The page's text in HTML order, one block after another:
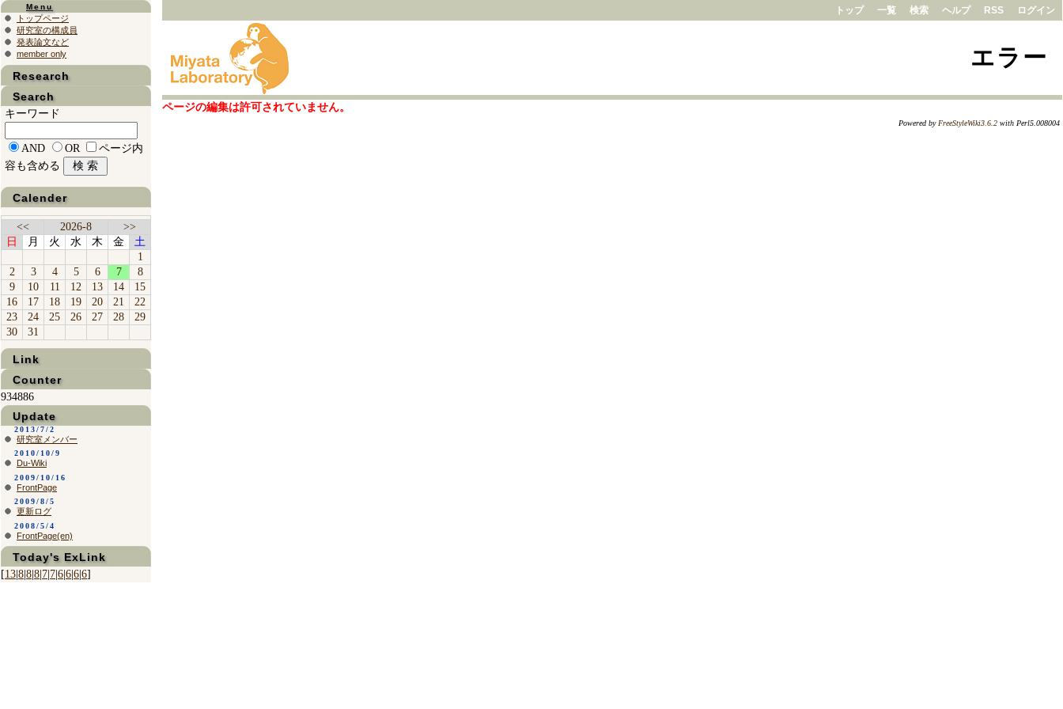
トップ 一覧 検索 ヘルプ RSS ログイン
エラー
ページの編集は許可されていません。
Powered by FreeStyleWiki3.6.2 with Perl5.008004
Menu
トップページ
研究室の構成員
発表論文など
member only
Research
Search
キーワード
AND OR
ページ内
容も含める
Calender
<< 2026-8
>>
日
月 火 水 木 金
土
1
2
3 4 5 6 7
8
9
10 11 12 13 14
15
16
17 18 19 20 21
22
23
24 25 26 27 28
29
30
31
Link
Counter
934886
Update
2013/7/2
研究室メンバー
2010/10/9
Du-Wiki
2009/10/16
FrontPage
2009/8/5
更新ログ
2008/5/4
FrontPage(en)
Today's ExLink
[13 8 8 8 7 7 6 6 6 6]